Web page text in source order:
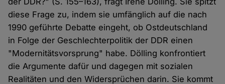
diese Frage zu, indem sie umfänglich auf die nach
1990 geführte Debatte eingeht, ob Ostdeutschland
in Folge der Geschlechterpolitik der DDR einen
"Modernitätsvorsprung" habe. Dölling konfrontiert
die Argumente dafür und dagegen mit sozialen
Realitäten und den Widersprüchen darin. Sie kommt